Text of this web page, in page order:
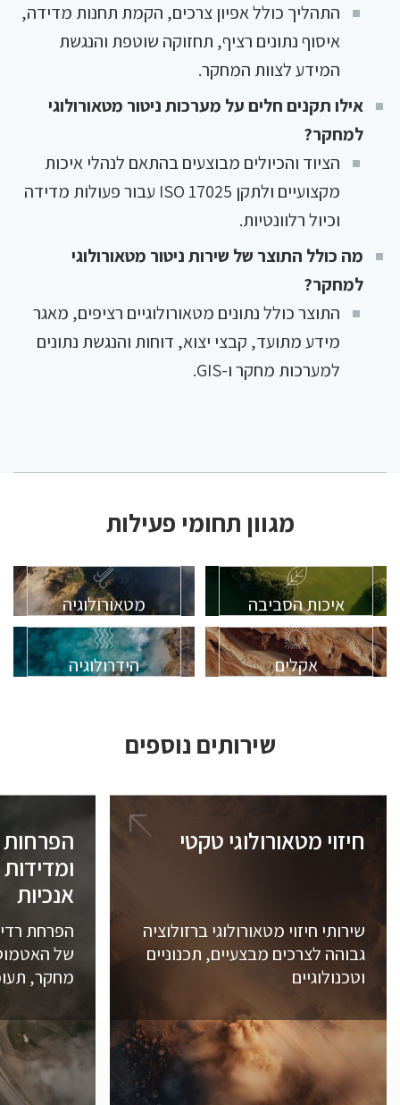
התהליך כולל אפיון צרכים, הקמת תחנות מדידה,
איסוף נתונים רציף, תחזוקה שוטפת והנגשת
המידע לצוות המחקר.
אילו תקנים חלים על מערכות ניטור מטאורולוגי
למחקר?
הציוד והכיולים מבוצעים בהתאם לנהלי איכות
מקצועיים ולתקן ISO 17025 עבור פעולות מדידה
וכיול רלוונטיות.
מה כולל התוצר של שירות ניטור מטאורולוגי
למחקר?
התוצר כולל נתונים מטאורולוגיים רציפים, מאגר
מידע מתועד, קבצי יצוא, דוחות והנגשת נתונים
למערכות מחקר ו-GIS.
מגוון תחומי פעילות
איכות הסביבה מטאורולוגיה
אקלים הידרולוגיה
שירותים נוספים
חיזוי מטאורולוגי טקטי
שירותי חיזוי מטאורולוגי ברזולוציה
גבוהה לצרכים מבצעיים, תכנוניים
וטכנולוגיים
הפרחות
אנכיות
הפרחת
של
מחקר,